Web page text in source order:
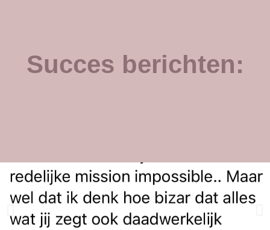
Succes berichten: